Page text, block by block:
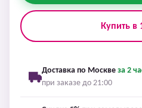
Купить в
Доставка по Москве за 2
при заказе до 21:00